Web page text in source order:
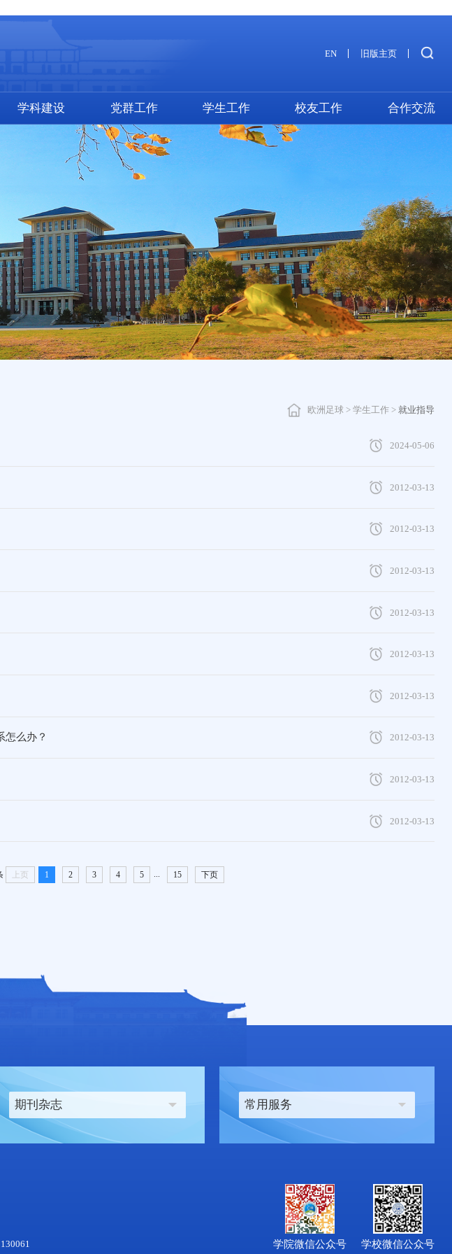
EN 旧版主页
学科建设 党群工作 学生工作 校友工作 合作交流
欧洲足球 > 学生工作> 就业指导
2024-05-06
2012-03-13
2012-03-13
2012-03-13
2012-03-13
2012-03-13
2012-03-13
2012-03-13
怎么办？
2012-03-13
2012-03-13
上页 1 2 3 4 5 ... 15 下页
期刊杂志 常用服务
学院微信公众号 学校微信公众号